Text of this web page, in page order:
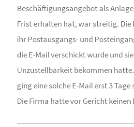
Beschäftigungsangebot als
Frist erhalten hat, war streitig. Die
ihr Postausgangs- und
die E-Mail verschickt wurde und
Unzustellbarkeit bekommen
ging eine solche E-Mail erst 3
Die Firma hatte vor Gericht keinen